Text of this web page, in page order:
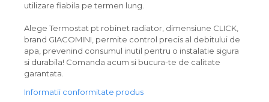
utilizare fiabila pe termen lung.
Alege Termostat pt robinet radiator, dimensiune CLICK,
brand GIACOMINI, permite control precis al debitului de
apa, prevenind consumul inutil pentru o instalatie sigura
si durabila! Comanda acum si bucura-te de calitate
garantata.
Informatii conformitate produs